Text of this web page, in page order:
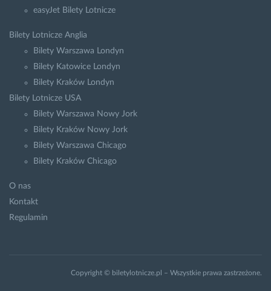
easyJet Bilety Lotnicze
Bilety Lotnicze Anglia
Bilety Warszawa Londyn
Bilety Katowice Londyn
Bilety Kraków Londyn
Bilety Lotnicze USA
Bilety Warszawa Nowy Jork
Bilety Kraków Nowy Jork
Bilety Warszawa Chicago
Bilety Kraków Chicago
O nas
Kontakt
Regulamin
Copyright © biletylotnicze.pl – Wszystkie prawa zastrzeżone.